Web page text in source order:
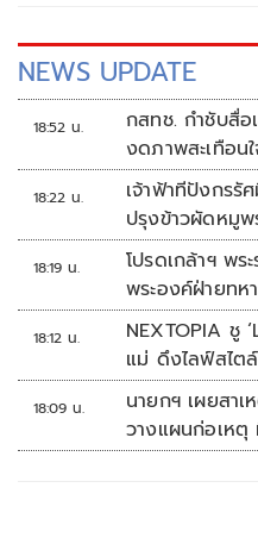
NEWS UPDATE
18:52 น.
กสทช. กำชับสื่อ
งดภาพสะเทือน
18:22 น.
เจ้าฟ้าทีปังกรรั
ปรุงข้าวผัดหมูพ
18:19 น.
โปรดเกล้าฯ พร
พระองค์ฝ่ายทห
18:12 น.
NEXTOPIA ชู
แม่ ดึงไลฟ์สไต
รณ์ช้อปปิงมีคว
18:09 น.
นายกฯ เผยสาเ
วางแผนก่อเหตุ